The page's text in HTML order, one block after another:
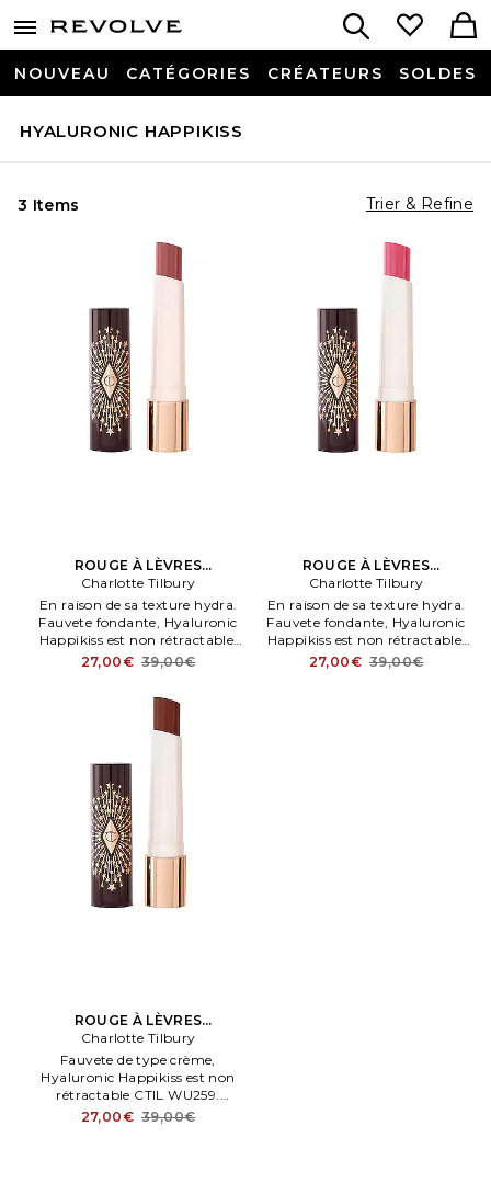
NOUVEAU CATÉGORIES CRÉATEURS SOLDES
HYALURONIC HAPPIKISS
3 Items Trier & Refine
ROUGE À LÈVRES
HYALURONIC HAPPIKISS en
Penk
Charlotte Tilbury
En raison de sa texture hydra.
Fauvete fondante, Hyaluronic
Happikiss est non rétractable.
En Pillow Talk. Rose Chair
27,00€ 39,00€
ROUGE À LÈVRES
HYALURONIC HAPPIKISS en
Beauty: S
Charlotte Tilbury
En raison de sa texture hydra.
Fauvete fondante, Hyaluronic
Happikiss est non rétractable.
En Crystal Happikiss. Rose
27,00€ 39,00€
ROUGE À LÈVRES
HYALURONIC HAPPIKISS en
Marron
Charlotte Tilbury
Fauvete de type crème,
Hyaluronic Happikiss est non
rétractable CTIL WU259.
5060696178778. . .
27,00€ 39,00€